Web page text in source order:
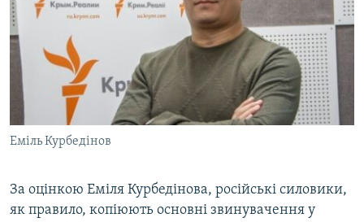
Еміль Курбедінов
За оцінкою Еміля Курбедінова, російські силовики,
як правило, копіюють основні звинувачення у